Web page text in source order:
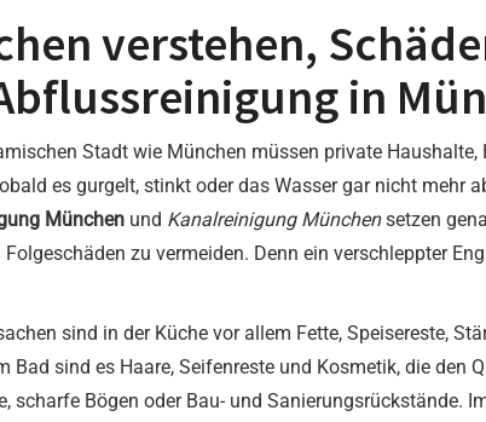
verstehen,
in
Stadt wie München müssen private
es gurgelt, stinkt oder das Wasser gar nicht mehr
München und Kanalreinigung Münchensetzen
Folgeschäden zu vermeiden. Denn ein verschleppter
sind in der Küche vor allem Fette, Speisereste,
Bad sind es Haare, Seifenreste und Kosmetik, die
scharfe Bögen oder Bau- und Sanierungsrückstände.